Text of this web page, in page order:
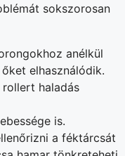
sokszorosan
anélkül
elhasználódik.
haladás
is.
a féktárcsát